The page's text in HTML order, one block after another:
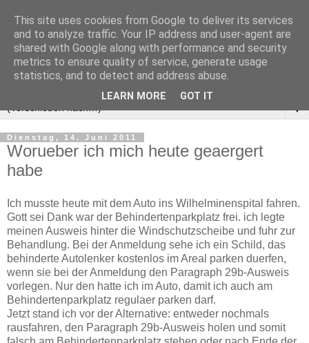
▼
Dienstag, 14. Juni 2011
Worueber ich mich heute geaergert
habe
Ich musste heute mit dem Auto ins Wilhelminenspital fahren.
Gott sei Dank war der Behindertenparkplatz frei. ich legte
meinen Ausweis hinter die Windschutzscheibe und fuhr zur
Behandlung. Bei der Anmeldung sehe ich ein Schild, das
behinderte Autolenker kostenlos im Areal parken duerfen,
wenn sie bei der Anmeldung den Paragraph 29b-Ausweis
vorlegen. Nur den hatte ich im Auto, damit ich auch am
Behindertenparkplatz regulaer parken darf.
Jetzt stand ich vor der Alternative: entweder nochmals
rausfahren, den Paragraph 29b-Ausweis holen und somit
This site uses cookies from Google to deliver its services
and to analyze traffic. Your IP address and user-agent are
shared with Google along with performance and security
metrics to ensure quality of service, generate usage
statistics, and to detect and address abuse.
LEARN MORE GOT IT